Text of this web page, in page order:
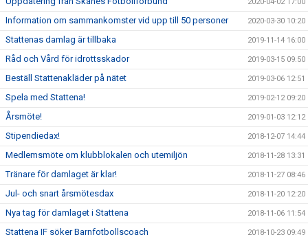
Information om sammankomster vid upp till 50 personer 2020-03-30 10:20
Stattenas damlag är tillbaka 2019-11-14 16:00
Råd och Vård för idrottsskador 2019-03-15 09:50
Beställ Stattenakläder på nätet 2019-03-06 12:51
Spela med Stattena! 2019-02-12 09:20
Årsmöte! 2019-01-03 12:12
Stipendiedax! 2018-12-07 14:44
Medlemsmöte om klubblokalen och utemiljön 2018-11-28 13:31
Tränare för damlaget är klar! 2018-11-27 08:46
Jul- och snart årsmötesdax 2018-11-20 12:20
Nya tag för damlaget i Stattena 2018-11-06 11:54
Stattena IF söker Barnfotbollscoach 2018-10-23 09:49